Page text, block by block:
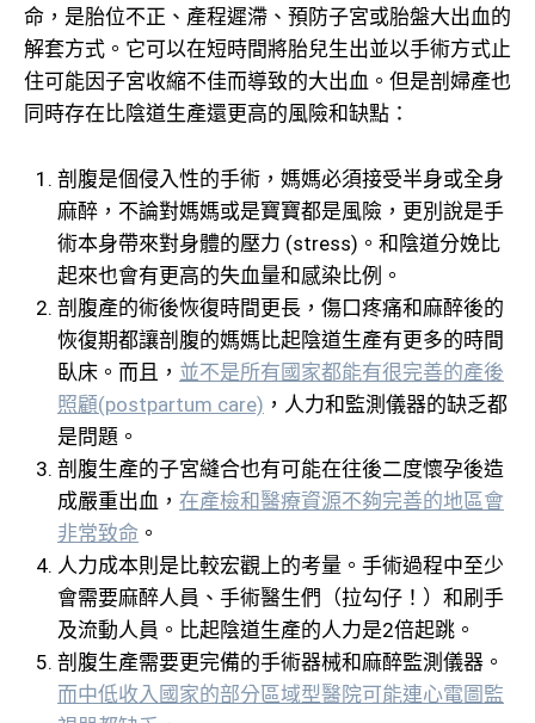
命，是胎位不正、產程遲滯、預防子宮或胎盤大出血的
解套方式。它可以在短時間將胎兒生出並以手術方式止
住可能因子宮收縮不佳而導致的大出血。但是剖婦產也
同時存在比陰道生產還更高的風險和缺點：
剖腹是個侵入性的手術，媽媽必須接受半身或全身
麻醉，不論對媽媽或是寶寶都是風險，更別說是手
術本身帶來對身體的壓力 (stress)。和陰道分娩比
起來也會有更高的失血量和感染比例。
剖腹產的術後恢復時間更長，傷口疼痛和麻醉後的
恢復期都讓剖腹的媽媽比起陰道生產有更多的時間
臥床。而且， 並不是所有國家都能有很完善的產後
照顧(postpartum care) ，人力和監測儀器的缺乏都
是問題。
剖腹生產的子宮縫合也有可能在往後二度懷孕後造
成嚴重出血， 在產檢和醫療資源不夠完善的地區會
非常致命 。
人力成本則是比較宏觀上的考量。手術過程中至少
會需要麻醉人員、手術醫生們（拉勾仔！）和刷手
及流動人員。比起陰道生產的人力是2倍起跳。
剖腹生產需要更完備的手術器械和麻醉監測儀器。
而中低收入國家的部分區域型醫院可能連心電圖監